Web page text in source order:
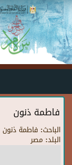
Skip to main content
فاطمة ذنون
الباحث: فاطمة ذنون
البلد: مصر